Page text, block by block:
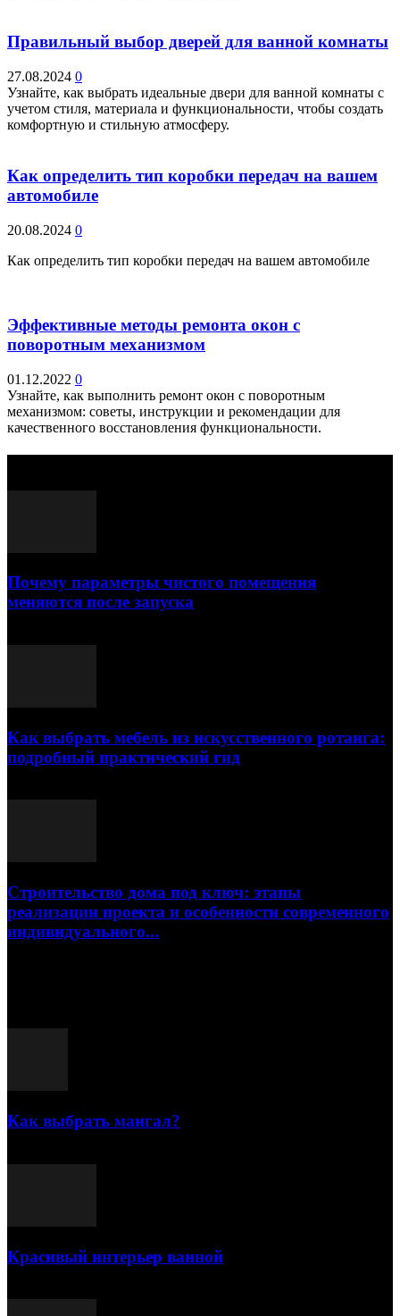
Правильный выбор дверей для ванной комнаты
27.08.2024 0
Узнайте, как выбрать идеальные двери для ванной комнаты с
учетом стиля, материала и функциональности, чтобы создать
комфортную и стильную атмосферу.
Как определить тип коробки передач на вашем
автомобиле
20.08.2024 0
Как определить тип коробки передач на вашем автомобиле
Эффективные методы ремонта окон с
поворотным механизмом
01.12.2022 0
Узнайте, как выполнить ремонт окон с поворотным
механизмом: советы, инструкции и рекомендации для
качественного восстановления функциональности.
Почему параметры чистого помещения
меняются после запуска
Как выбрать мебель из искусственного ротанга:
подробный практический гид
Строительство дома под ключ: этапы
реализации проекта и особенности современного
индивидуального...
Как выбрать мангал?
Красивый интерьер ванной